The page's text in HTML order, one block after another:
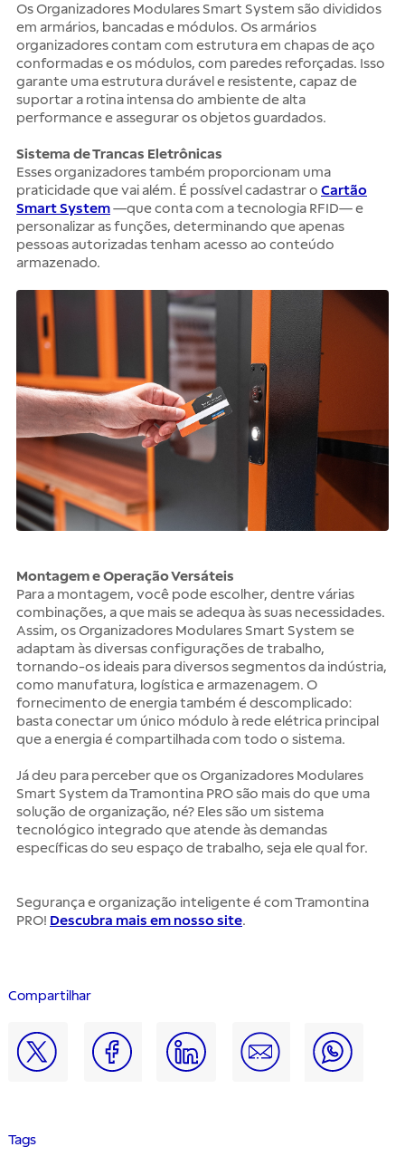
Compartilhar
Tags
Os Organizadores Modulares Smart System são divididos
em armários, bancadas e módulos. Os armários
organizadores contam com estrutura em chapas de aço
conformadas e os módulos, com paredes reforçadas. Isso
garante uma estrutura durável e resistente, capaz de
suportar a rotina intensa do ambiente de alta
performance e assegurar os objetos guardados.
Sistema de Trancas Eletrônicas
Esses organizadores também proporcionam uma
praticidade que vai além. É possível cadastrar o Cartão
Smart System—que conta com a tecnologia RFID— e
personalizar as funções, determinando que apenas
pessoas autorizadas tenham acesso ao conteúdo
armazenado.
Montagem e Operação Versáteis
Para a montagem, você pode escolher, dentre várias
combinações, a que mais se adequa às suas necessidades.
Assim, os Organizadores Modulares Smart System se
adaptam às diversas configurações de trabalho,
tornando-os ideais para diversos segmentos da indústria,
como manufatura, logística e armazenagem. O
fornecimento de energia também é descomplicado:
basta conectar um único módulo à rede elétrica principal
que a energia é compartilhada com todo o sistema.
Já deu para perceber que os Organizadores Modulares
Smart System da Tramontina PRO são mais do que uma
solução de organização, né? Eles são um sistema
tecnológico integrado que atende às demandas
específicas do seu espaço de trabalho, seja ele qual for.
Segurança e organização inteligente é com Tramontina
PRO! Descubra mais em nosso site.